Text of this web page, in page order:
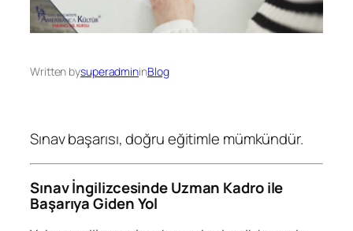
Written bysuperadmininBlog
Sınav başarısı, doğru eğitimle mümkündür.
Sınav İngilizcesinde Uzman Kadro ile
Başarıya Giden Yol